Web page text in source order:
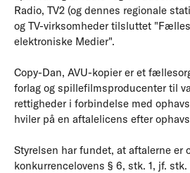
Radio, TV2 (og dennes regionale
og TV-virksomheder tilsluttet
elektroniske Medier".
Copy-Dan, AVU-kopier er et
forlag og spillefilmsproducenter til
rettigheder i forbindelse med
hviler på en aftalelicens efter
Styrelsen har fundet, at aftalerne er
konkurrencelovens § 6, stk. 1, jf.